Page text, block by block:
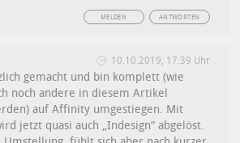
ANTWORTEN
MELDEN
10.10.2019, 17:39 Uhr
gemacht und bin komplett (wie
noch andere in diesem Artikel
auf Affinity umgestiegen. Mit
jetzt quasi auch „Indesign“ abgelöst.